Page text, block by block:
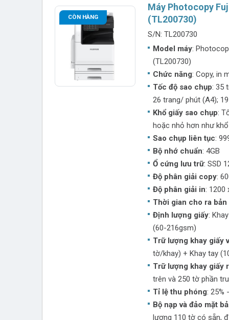
CÒN HÀNG
Máy Photocopy
(TL200730)
S/N: TL200730
Model máy:
(TL200730)
Chức năng: Copy, in
Tốc độ sao chụp: 35
26 trang/ phút (A4);
Khổ giấy sao chụp:
hoặc nhỏ hơn như
Sao chụp liên tục:
Bộ nhớ chuẩn: 4GB
Ổ cứng lưu trữ: SSD
Độ phân giải copy:
Độ phân giải in: 1200
Thời gian cho ra
Định lượng giấy:
(60-216gsm)
Trữ lượng khay giấy
tờ/khay) + Khay tay
Trữ lượng khay giấy
trên và 250 tờ phần
Tỉ lệ thu phóng: 25%
Bộ nạp và đảo mặt
lượng 110 tờ có sẵn,